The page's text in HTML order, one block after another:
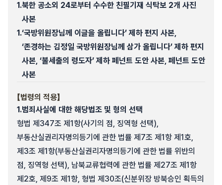
1.북한 공소외 24로부터 수수한 친필기재 식탁보 2개 사진
사본
1.‘국방위원장님께 이글을 올립니다’ 제하 편지 사본,
‘존경하는 김정일 국방위원장님께 삼가 올립니다’ 제하 편지
사본, ‘불세출의 령도자’ 제하 페넌트 도안 사본, 페넌트 도안
사본
【법령의 적용】
1.범죄사실에 대한 해당법조 및 형의 선택
형법 제347조 제1항(사기의 점, 징역형 선택),
부동산실권리자명의등기에 관한 법률 제7조 제1항 제1호,
제3조 제1항(부동산실권리자명의등기에 관한 법률 위반의
점, 징역형 선택), 남북교류협력에 관한 법률 제27조 제1항
제2호, 제9조 제1항, 형법 제30조(신분위장 방북승인 획득의